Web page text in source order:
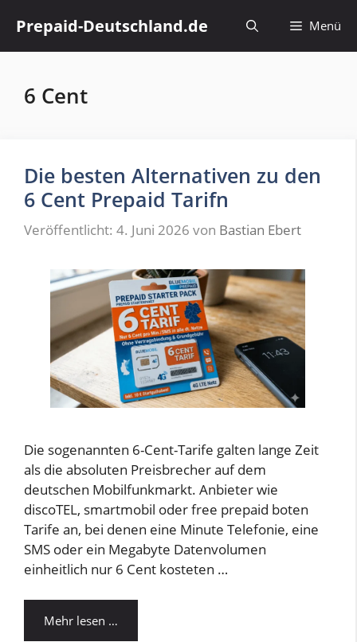
Inhalt
springen
Prepaid-Deutschland.de Menü
6 Cent
Die besten Alternativen zu den
6 Cent Prepaid Tarifn
Veröffentlicht: 4. Juni 2026 von Bastian Ebert
Die sogenannten 6-Cent-Tarife galten lange Zeit
als die absoluten Preisbrecher auf dem
deutschen Mobilfunkmarkt. Anbieter wie
discoTEL, smartmobil oder free prepaid boten
Tarife an, bei denen eine Minute Telefonie, eine
SMS oder ein Megabyte Datenvolumen
einheitlich nur 6 Cent kosteten …
Mehr lesen …